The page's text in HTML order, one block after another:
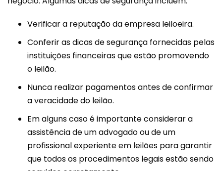
Verificar a reputação da empresa leiloeira.
Conferir as dicas de segurança fornecidas pelas
instituições financeiras que estão promovendo
o leilão​​.
Nunca realizar pagamentos antes de confirmar
a veracidade do leilão.
Em alguns caso é importante considerar a
assistência de um advogado ou de um
profissional experiente em leilões para garantir
que todos os procedimentos legais estão sendo